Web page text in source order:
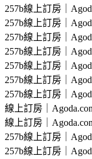
257b線上訂房｜
257b線上訂房｜
257b線上訂房｜
257b線上訂房｜
257b線上訂房｜
257b線上訂房｜
257b線上訂房｜
線上訂房｜
線上訂房｜
257b線上訂房｜
257b線上訂房｜